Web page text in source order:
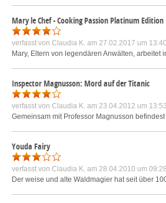
Mary le Chef - Cooking Passion Platinum Edition
verfasst von Claudia K. am 27.02.2017 um 13:40
Mary, Eltern von legendären Anwälten,
Inspector Magnusson: Mord auf der Titanic
verfasst von Claudia K. am 23.04.2012 um 13:53
Gemeinsam mit Professor Magnusson
Youda Fairy
verfasst von Claudia K. am 28.04.2010 um 09:28
Der weise und alte Waldmagier hat seit über